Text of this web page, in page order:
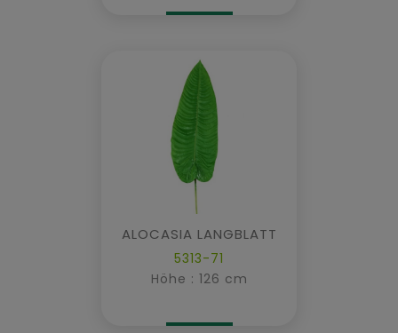
ALOCASIA LANGBLATT
5313-71
Höhe : 126 cm